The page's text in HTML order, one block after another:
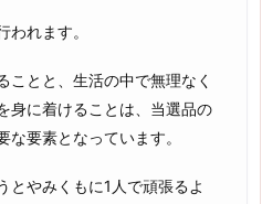
れます。
ことと、生活の中で無理なく
身に着けることは、当選品の
要素となっています。
とやみくもに1人で頑張るよ